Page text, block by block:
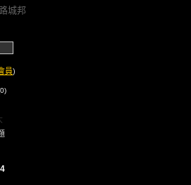
城邦
員)
4